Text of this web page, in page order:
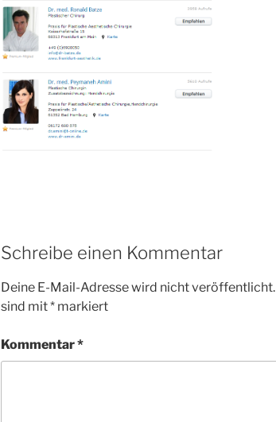
Schreibe einen Kommentar
Deine E-Mail-Adresse wird nicht veröffentlicht.
sind mit* markiert
Kommentar*